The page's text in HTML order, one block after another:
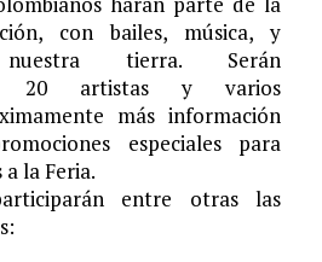
con bailes, música, y
tierra. Serán
20 artistas y varios
más información
especiales para
la Feria.
entre otras las